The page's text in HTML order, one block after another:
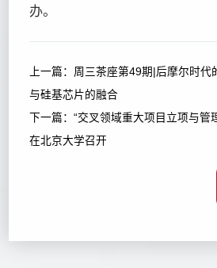
办。
上一篇： 周三茶座第49期|后摩尔时代
与硅基芯片的融合
下一篇： “交叉领域重大项目立项与管
在北京大学召开